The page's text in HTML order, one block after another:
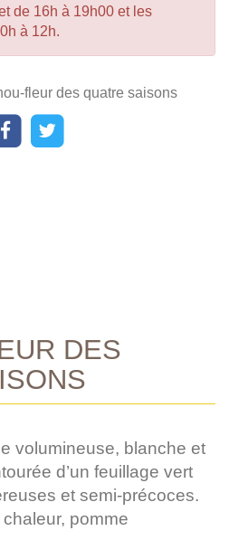
de 16h à 19h00 et les
à 12h.
fleur des quatre saisons
DES
volumineuse, blanche et
d’un feuillage vert
et semi-précoces.
pomme